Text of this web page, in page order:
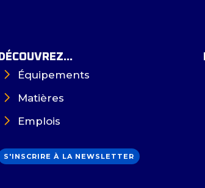
DÉCOUVREZ...
Équipements
Matières
Emplois
S'INSCRIRE À LA NEWSLETTER